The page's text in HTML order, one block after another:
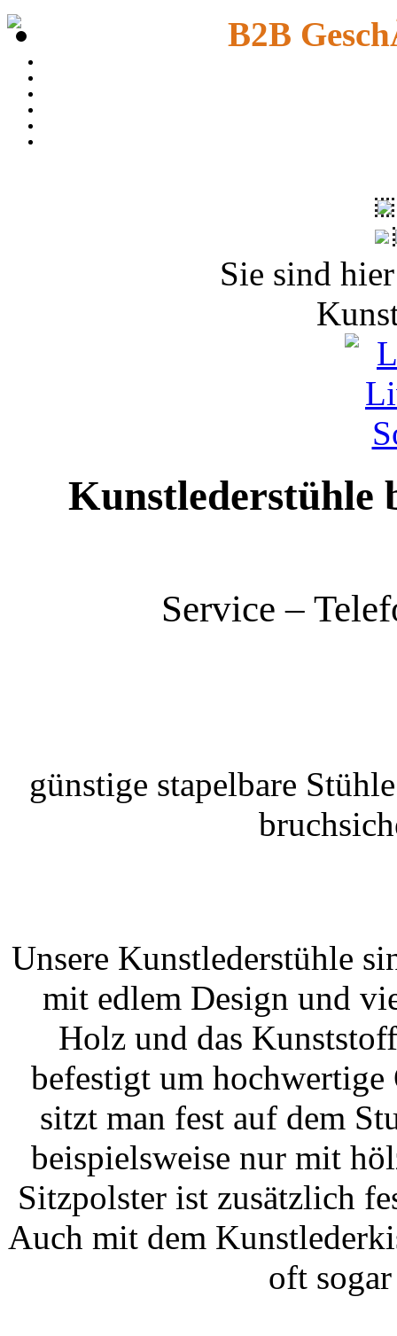
B2B
Sie sind
Kunstlederstühle
Service –
günstige stapelbare
Unsere Kunstlederstühle
mit edlem Design und
Holz und das
befestigt um
sitzt man fest auf dem
beispielsweise nur mit
Sitzpolster ist zusätzlich
Auch mit dem
oft